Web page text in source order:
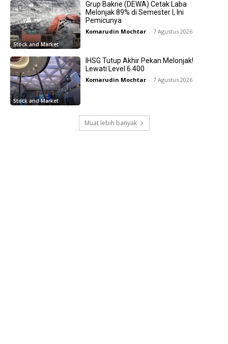
Stock and Market
Grup Bakrie (DEWA) Cetak Laba
Melonjak 89% di Semester I, Ini
Pemicunya
Komarudin Mochtar - 7 Agustus 2026
Stock and Market
IHSG Tutup Akhir Pekan Melonjak!
Lewati Level 6.400
Komarudin Mochtar - 7 Agustus 2026
Muat lebih banyak